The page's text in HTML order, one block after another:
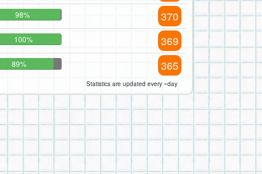
98% 370
100% 369
89% 365
Statistics are updated every ~day